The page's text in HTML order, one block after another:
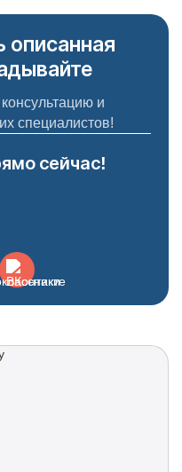
описанная
и
специалистов!
сейчас!